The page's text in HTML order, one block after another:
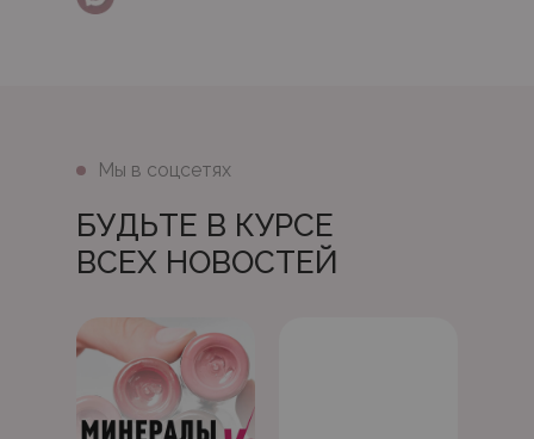
БУДЬТЕ В КУРСЕ
ВСЕХ НОВОСТЕЙ
Мы в соцсетях